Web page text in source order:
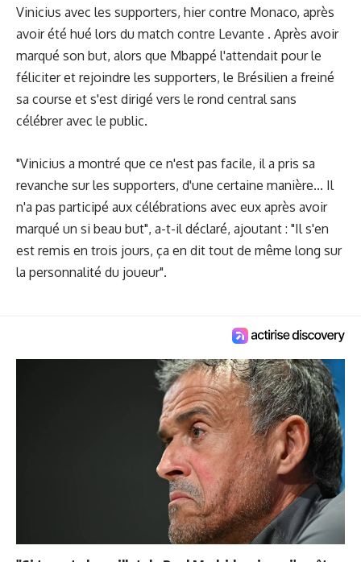
Vinicius avec les supporters, hier contre Monaco, après
avoir été hué lors du match contre Levante . Après avoir
marqué son but, alors que Mbappé l'attendait pour le
féliciter et rejoindre les supporters, le Brésilien a freiné
sa course et s'est dirigé vers le rond central sans
célébrer avec le public.
"Vinicius a montré que ce n'est pas facile, il a pris sa
revanche sur les supporters, d'une certaine manière... Il
n'a pas participé aux célébrations avec eux après avoir
marqué un si beau but", a-t-il déclaré, ajoutant : "Il s'en
est remis en trois jours, ça en dit tout de même long sur
la personnalité du joueur".